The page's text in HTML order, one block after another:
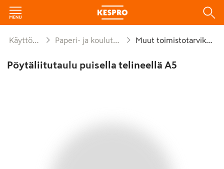
Käyttötavara Paperi- ja koulutarvikkeet Muut toimistotarvikkeet
Pöytäliitutaulu puisella telineellä A5